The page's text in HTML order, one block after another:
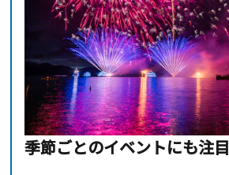
季節ごとのイベントにも注目